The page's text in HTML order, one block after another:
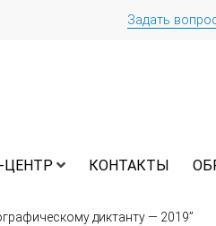
Задать
ЦЕНТР КОНТАКТЫ
диктанту — 2019”